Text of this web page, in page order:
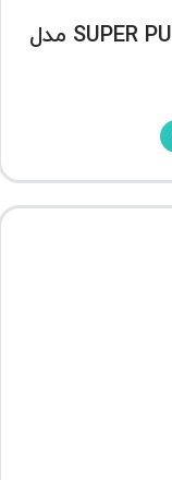
پمپ تصفیه استخر هایوارد SUPER PUMP مدل